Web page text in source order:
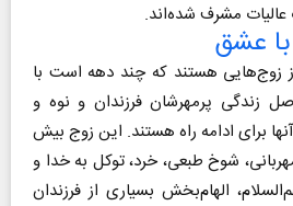
عالیات مشرف شده‌اند.
عشق
زوج‌هایی هستند که چند دهه است با
زندگی پرمهرشان فرزندان و نوه و
برای ادامه راه هستند. این زوج بیش
شوخ طبعی، خرد، توکل به خدا و
الهام‌بخش بسیاری از فرزندان